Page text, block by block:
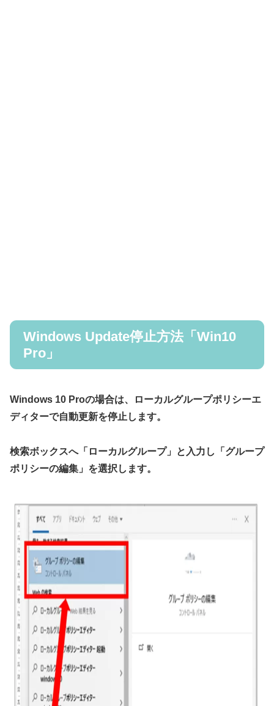
Windows Update停止方法「Win10
Pro」
Windows 10 Proの場合は、ローカルグループポリシーエ
ディターで自動更新を停止します。
検索ボックスへ「ローカルグループ」と入力し「グループ
ポリシーの編集」を選択します。